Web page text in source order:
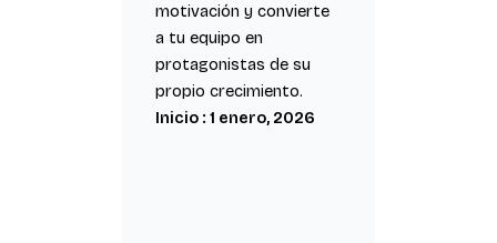
motivación y convierte
a tu equipo en
protagonistas de su
propio crecimiento.
Inicio : 1 enero, 2026